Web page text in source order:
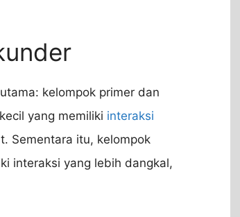
kelompok primer dan
yang memiliki interaksi
Sementara itu, kelompok
interaksi yang lebih dangkal,